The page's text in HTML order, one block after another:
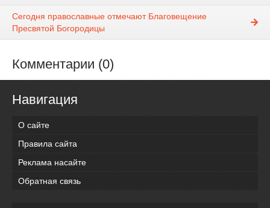
Сегодня православные отмечают Благовещение
Пресвятой Богородицы
Комментарии (0)
Навигация
О сайте
Правила сайта
Реклама насайте
Обратная связь